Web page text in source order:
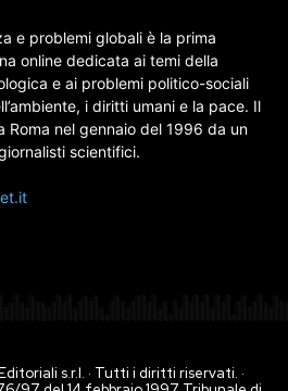
e problemi globali è la prima
online dedicata ai temi della
e ai problemi politico-sociali
i diritti umani e la pace. Il
Roma nel gennaio del 1996 da un
scientifici.
s.r.l. · Tutti i diritti riservati. ·